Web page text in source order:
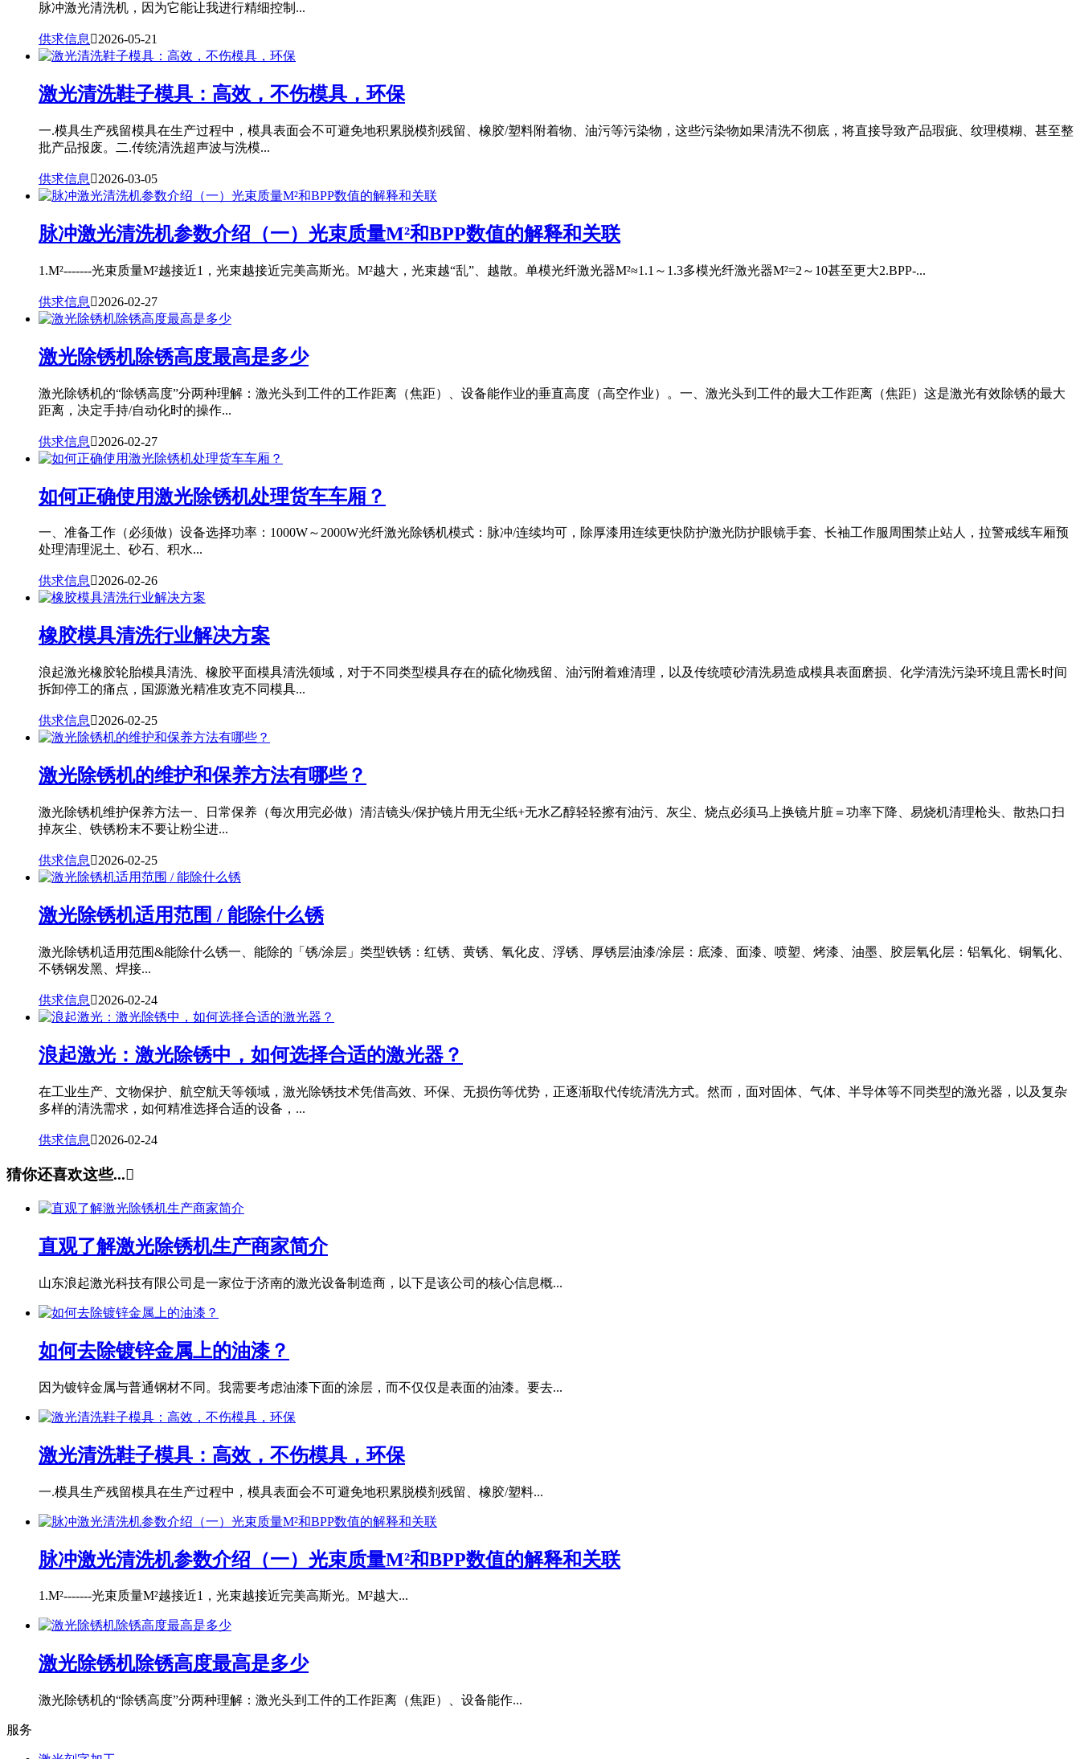
脉冲激光清洗机，因为它能让我进行精细控制...
供求信息 2026-05-21
激光清洗鞋子模具：高效，不伤模具，环保
一.模具生产残留模具在生产过程中，模具表面会不可避免地积累脱模剂残留、橡胶/塑料附着物、油污等污染物，这些污染物如果清洗不彻底，将直接导致产品瑕疵、纹理模糊、甚至整
批产品报废。二.传统清洗超声波与洗模...
供求信息 2026-03-05
脉冲激光清洗机参数介绍（一）光束质量M²和BPP数值的解释和关联
1.M²-------光束质量M²越接近1，光束越接近完美高斯光。M²越大，光束越“乱”、越散。单模光纤激光器M²≈1.1～1.3多模光纤激光器M²=2～10甚至更大2.BPP-...
供求信息 2026-02-27
激光除锈机除锈高度最高是多少
激光除锈机的“除锈高度”分两种理解：激光头到工件的工作距离（焦距）、设备能作业的垂直高度（高空作业）。一、激光头到工件的最大工作距离（焦距）这是激光有效除锈的最大
距离，决定手持/自动化时的操作...
供求信息 2026-02-27
如何正确使用激光除锈机处理货车车厢？
一、准备工作（必须做）设备选择功率：1000W～2000W光纤激光除锈机模式：脉冲/连续均可，除厚漆用连续更快防护激光防护眼镜手套、长袖工作服周围禁止站人，拉警戒线车厢预
处理清理泥土、砂石、积水...
供求信息2026-02-26
橡胶模具清洗行业解决方案
浪起激光橡胶轮胎模具清洗、橡胶平面模具清洗领域，对于不同类型模具存在的硫化物残留、油污附着难清理，以及传统喷砂清洗易造成模具表面磨损、化学清洗污染环境且需长时间
拆卸停工的痛点，国源激光精准攻克不同模具...
供求信息 2026-02-25
激光除锈机的维护和保养方法有哪些？
激光除锈机维护保养方法一、日常保养（每次用完必做）清洁镜头/保护镜片用无尘纸+无水乙醇轻轻擦有油污、灰尘、烧点必须马上换镜片脏＝功率下降、易烧机清理枪头、散热口扫
掉灰尘、铁锈粉末不要让粉尘进...
供求信息 2026-02-25
激光除锈机适用范围 / 能除什么锈
激光除锈机适用范围&能除什么锈一、能除的「锈/涂层」类型铁锈：红锈、黄锈、氧化皮、浮锈、厚锈层油漆/涂层：底漆、面漆、喷塑、烤漆、油墨、胶层氧化层：铝氧化、铜氧化、
不锈钢发黑、焊接...
供求信息 2026-02-24
浪起激光：激光除锈中，如何选择合适的激光器？
在工业生产、文物保护、航空航天等领域，激光除锈技术凭借高效、环保、无损伤等优势，正逐渐取代传统清洗方式。然而，面对固体、气体、半导体等不同类型的激光器，以及复杂
多样的清洗需求，如何精准选择合适的设备，...
供求信息 2026-02-24
猜你还喜欢这些...
直观了解激光除锈机生产商家简介
山东浪起激光科技有限公司是一家位于济南的激光设备制造商，以下是该公司的核心信息概...
如何去除镀锌金属上的油漆？
因为镀锌金属与普通钢材不同。我需要考虑油漆下面的涂层，而不仅仅是表面的油漆。要去...
激光清洗鞋子模具：高效，不伤模具，环保
一.模具生产残留模具在生产过程中，模具表面会不可避免地积累脱模剂残留、橡胶/塑料...
脉冲激光清洗机参数介绍（一）光束质量M²和BPP数值的解释和关联
1.M²-------光束质量M²越接近1，光束越接近完美高斯光。M²越大...
激光除锈机除锈高度最高是多少
激光除锈机的“除锈高度”分两种理解：激光头到工件的工作距离（焦距）、设备能作...
服务